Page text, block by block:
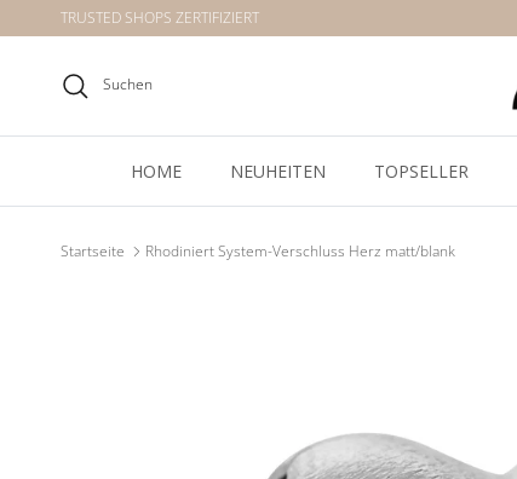
Direkt zum Inhalt
TRUSTED SHOPS ZERTIFIZIERT
Suchen
HOME NEUHEITEN TOPSELLER
Startseite Rhodiniert System-Verschluss Herz matt/blank